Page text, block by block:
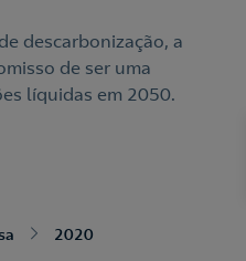
descarbonização, a
de ser uma
líquidas em 2050.
2020